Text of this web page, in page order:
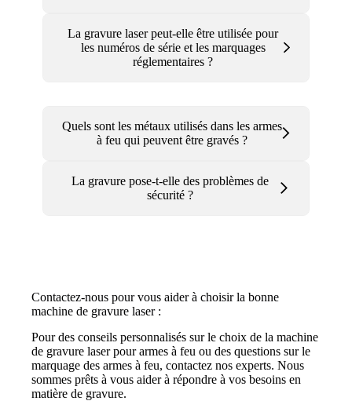
La gravure laser peut-elle être utilisée pour
les numéros de série et les marquages
réglementaires ?
Quels sont les métaux utilisés dans les armes
à feu qui peuvent être gravés ?
La gravure pose-t-elle des problèmes de
sécurité ?
Contactez-nous pour vous aider à choisir la bonne
machine de gravure laser :
Pour des conseils personnalisés sur le choix de la machine
de gravure laser pour armes à feu ou des questions sur le
marquage des armes à feu, contactez nos experts. Nous
sommes prêts à vous aider à répondre à vos besoins en
matière de gravure.